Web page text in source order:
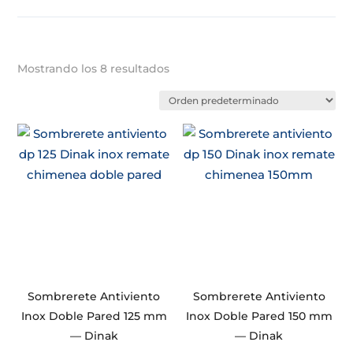
Mostrando los 8 resultados
Sombrerete Antiviento
Inox Doble Pared 125 mm
— Dinak
Sombrerete Antiviento
Inox Doble Pared 150 mm
— Dinak